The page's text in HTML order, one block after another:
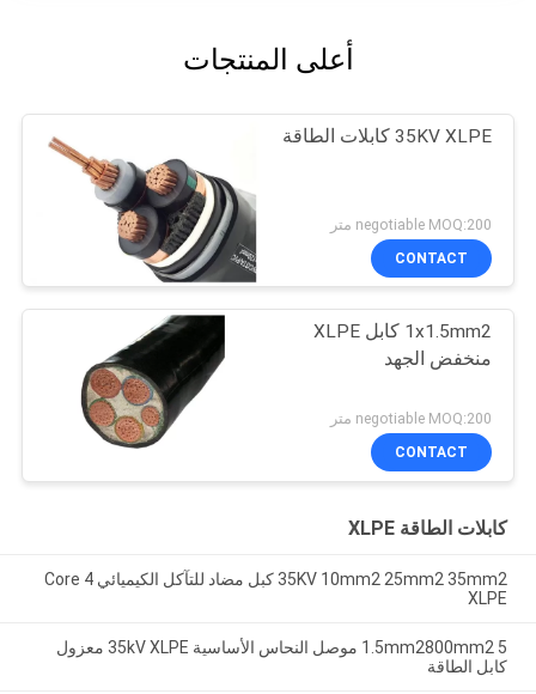
أعلى المنتجات
35KV XLPE كابلات الطاقة
negotiable MOQ:200 متر
CONTACT
1x1.5mm2 كابل XLPE
منخفض الجهد
negotiable MOQ:200 متر
CONTACT
كابلات الطاقة XLPE
35KV 10mm2 25mm2 35mm2 كبل مضاد للتآكل الكيميائي 4 Core
XLPE
1.5mm2800mm2 5 موصل النحاس الأساسية 35kV XLPE معزول
كابل الطاقة